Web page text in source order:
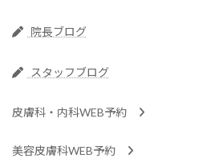
院長ブログ
スタッフブログ
皮膚科・内科WEB予約
美容皮膚科WEB予約